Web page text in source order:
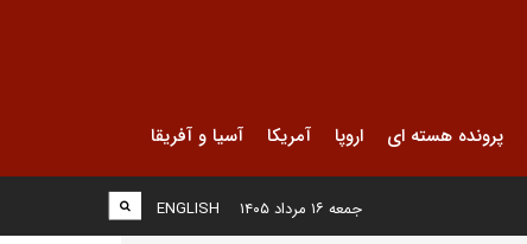
پرونده هسته ای اروپا آمریکا آسیا و آفریقا
ENGLISH جمعه ۱۶ مرداد ۱۴۰۵